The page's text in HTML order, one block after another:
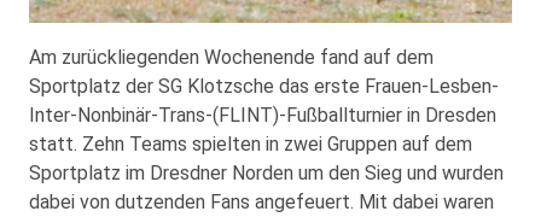
Am zurückliegenden Wochenende fand auf dem
Sportplatz der SG Klotzsche das erste Frauen-Lesben-
Inter-Nonbinär-Trans-(FLINT)-Fußballturnier in Dresden
statt. Zehn Teams spielten in zwei Gruppen auf dem
Sportplatz im Dresdner Norden um den Sieg und wurden
dabei von dutzenden Fans angefeuert. Mit dabei waren